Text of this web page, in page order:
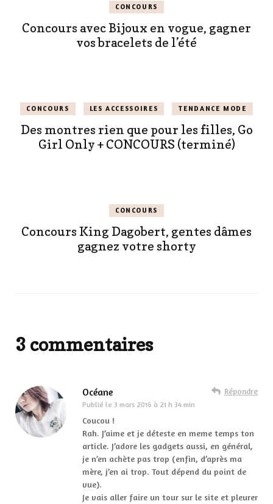
CONCOURS
Concours avec Bijoux en vogue, gagner
vos bracelets de l’été
CONCOURS LES ACCESSOIRES TENDANCE MODE
Des montres rien que pour les filles, Go
Girl Only + CONCOURS (terminé)
CONCOURS
Concours King Dagobert, gentes dâmes
gagnez votre shorty
3 commentaires
Océane
Publié le 3 mars 2016 à 21 h 34 min
Répondre
Coucou !
Rah. J’aime et je déteste en meme temps ton
article. J’adore les gadgets aussi, en général,
je n’en achète pas trop (enfin, d’après ma
mère, j’en ai trop. Tout dépend du point de
vue).
Je vais aller faire un tour sur le site et pleurer